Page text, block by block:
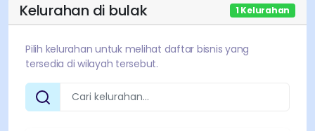
Kelurahan di bulak 1 Kelurahan
Pilih kelurahan untuk melihat daftar bisnis yang
tersedia di wilayah tersebut.